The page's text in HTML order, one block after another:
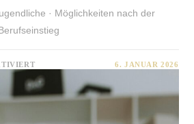
· Möglichkeiten nach der
FÜR
FÜR
JUGENDLICHE
6. JANUAR 2026